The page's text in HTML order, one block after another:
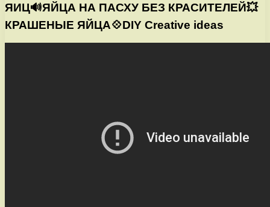
ЯИЦ🔊ЯЙЦА НА ПАСХУ БЕЗ КРАСИТЕЛЕЙ💥
КРАШЕНЫЕ ЯЙЦА💠DIY Creative ideas